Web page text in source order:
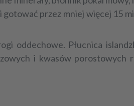
przez mniej więcej 15
oddechowe. Płucnica
i kwasów porostowych